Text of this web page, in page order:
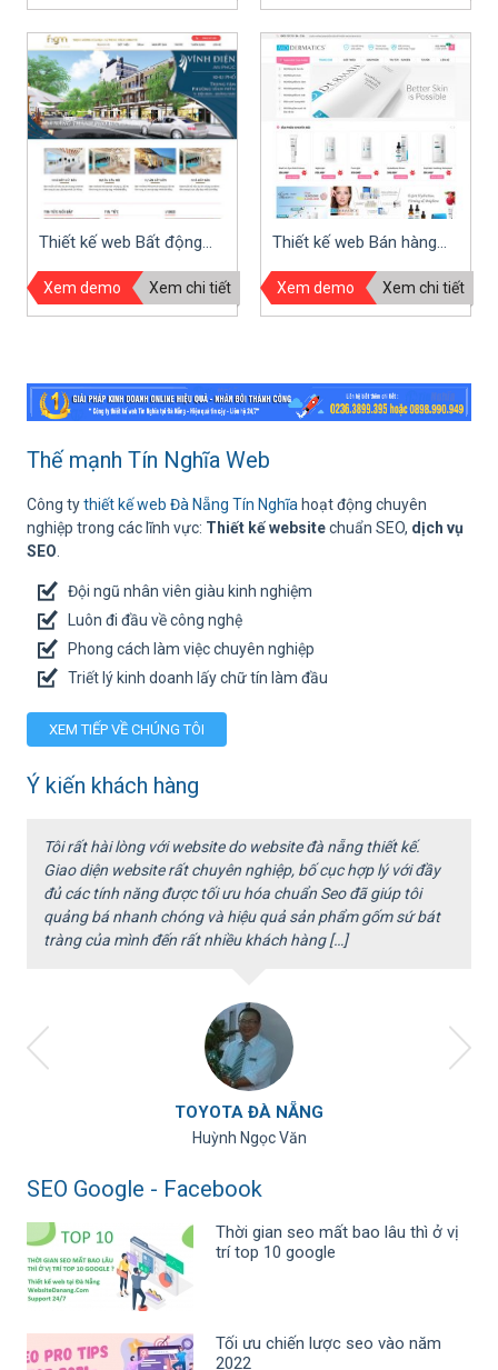
Thiết kế web Bất động
sản Hoàng Gia Minh
Xem demo Xem chi tiết
Thiết kế web Bán hàng
mỹ phẩm MD Dermatics
Xem demo Xem chi tiết
Thế mạnh Tín Nghĩa Web
Công tythiết kế web Đà Nẵng Tín Nghĩa hoạt động chuyên
nghiệp trong các lĩnh vực: Thiết kế websitechuẩn SEO, dịch vụ
SEO
Đội ngũ nhân viên giàu kinh nghiệm
Luôn đi đầu về công nghệ
Phong cách làm việc chuyên nghiệp
Triết lý kinh doanh lấy chữ tín làm đầu
XEM TIẾP VỀ CHÚNG TÔI
Ý kiến khách hàng
Tôi rất hài lòng với website do website đà nẵng thiết kế.
Giao diện website rất chuyên nghiệp, bố cục hợp lý với đầy
đủ các tính năng được tối ưu hóa chuẩn Seo đã giúp tôi
quảng bá nhanh chóng và hiệu quả sản phẩm gốm sứ bát
tràng của mình đến rất nhiều khách hàng […]
TOYOTA ĐÀ NẴNG
Huỳnh Ngọc Văn
SEO Google - Facebook
Thời gian seo mất bao lâu thì ở vị
trí top 10 google
Tối ưu chiến lược seo vào năm
2022